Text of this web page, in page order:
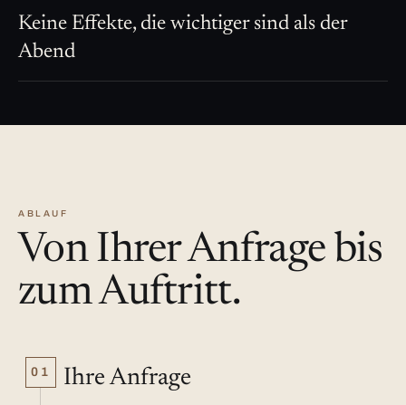
Keine Effekte, die wichtiger sind als der
Abend
ABLAUF
Von Ihrer Anfrage bis
zum Auftritt.
01 Ihre Anfrage